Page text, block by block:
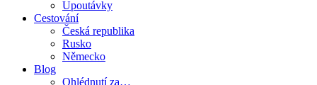
Upoutávky
Cestování
Česká republika
Rusko
Německo
Blog
Ohlédnutí za…